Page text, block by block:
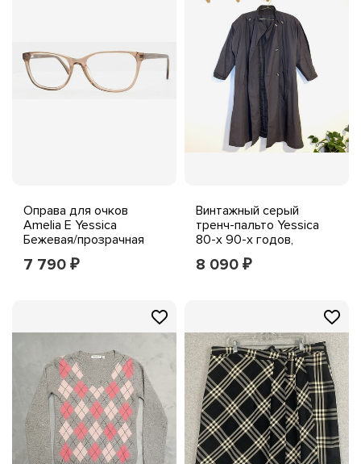
Оправа для очков
Amelia E Yessica
Бежевая/прозрачная
"Кошачий глаз" 35-
001860 53-16-140
7 790 ₽
Винтажный серый
тренч-пальто Yessica
80-х 90-х годов,
женский размер 40,
средний
8 090 ₽